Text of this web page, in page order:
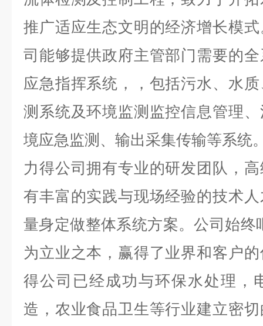
推广适应生态文明的经济增长模
司能够提供政府主管部门需要的
应急指挥系统，，包括污水、水
测系统及环境监测监控信息管理
境应急监测、输出采集传输等系统
力得公司拥有专业的研发团队，
有丰富的实践与现场经验的技术
量身定做整体系统方案。公司始终
为立业之本，赢得了业界和客户
得公司已经成功与环保水处理，
造，农业食品卫生等行业建立密